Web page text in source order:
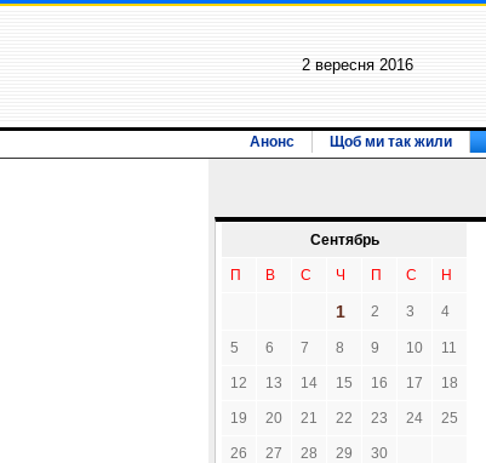
2 вересня 2016
Анонс Щоб ми так жили
Сентябрь
П В С Ч П С Н
1 2 3 4
5 6 7 8 9 10 11
12 13 14 15 16 17 18
19 20 21 22 23 24 25
26 27 28 29 30